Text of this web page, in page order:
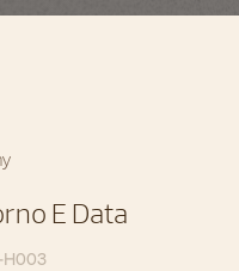
E Data